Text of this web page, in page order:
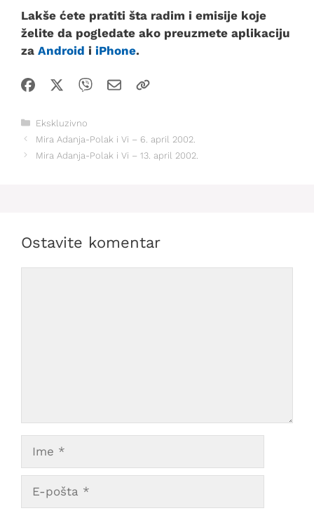
Lakše ćete pratiti šta radim i emisije koje
želite da pogledate ako preuzmete aplikaciju
za Android i iPhone.
Kategorije
Ekskluzivno
Mira Adanja-Polak i Vi – 6. april 2002.
Mira Adanja-Polak i Vi – 13. april 2002.
Ostavite komentar
pošta